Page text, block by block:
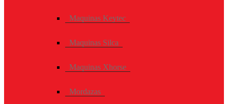
Maquinas Keytec
Maquinas Silca
Maquinas Xhorse
Mordazas